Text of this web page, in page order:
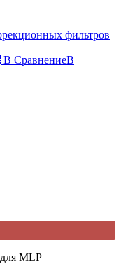
В СравнениеВ
MLP